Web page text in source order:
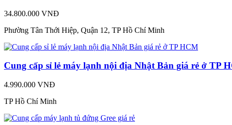
34.800.000 VNĐ
Phường Tân Thới Hiệp, Quận 12, TP Hồ Chí Minh
Cung cấp sỉ lẻ máy lạnh nội địa Nhật Bản giá rẻ ở TP
4.990.000 VNĐ
TP Hồ Chí Minh